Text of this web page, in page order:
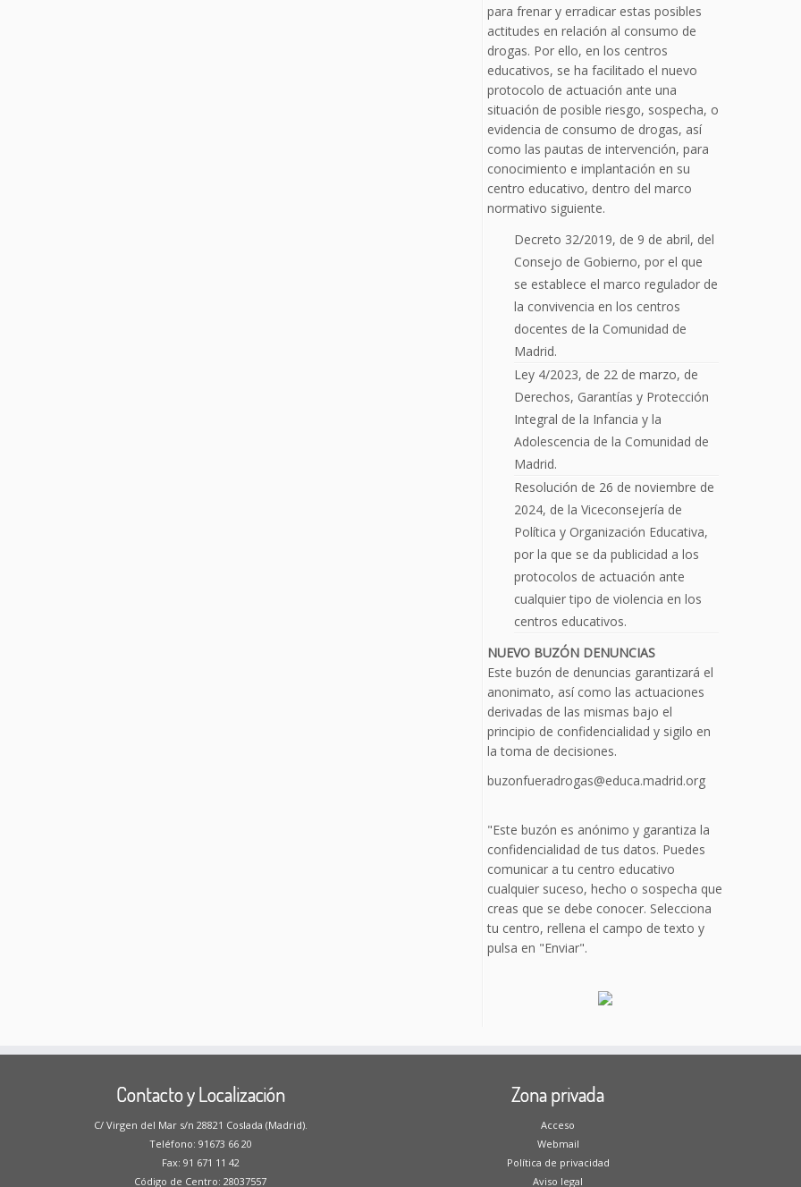
para frenar y erradicar estas posibles
actitudes en relación al consumo de
drogas. Por ello, en los centros
educativos, se ha facilitado el nuevo
protocolo de actuación ante una
situación de posible riesgo, sospecha, o
evidencia de consumo de drogas, así
como las pautas de intervención, para
conocimiento e implantación en su
centro educativo, dentro del marco
normativo siguiente.
Decreto 32/2019, de 9 de abril, del
Consejo de Gobierno, por el que
se establece el marco regulador de
la convivencia en los centros
docentes de la Comunidad de
Madrid.
Ley 4/2023, de 22 de marzo, de
Derechos, Garantías y Protección
Integral de la Infancia y la
Adolescencia de la Comunidad de
Madrid.
Resolución de 26 de noviembre de
2024, de la Viceconsejería de
Política y Organización Educativa,
por la que se da publicidad a los
protocolos de actuación ante
cualquier tipo de violencia en los
centros educativos.
NUEVO BUZÓN DENUNCIAS
Este buzón de denuncias garantizará el
anonimato, así como las actuaciones
derivadas de las mismas bajo el
principio de confidencialidad y sigilo en
la toma de decisiones.
buzonfueradrogas@educa.madrid.org
"Este buzón es anónimo y garantiza la
confidencialidad de tus datos. Puedes
comunicar a tu centro educativo
cualquier suceso, hecho o sospecha que
creas que se debe conocer. Selecciona
tu centro, rellena el campo de texto y
pulsa en "Enviar".
Contacto y Localización
C/ Virgen del Mar s/n 28821 Coslada (Madrid).
Teléfono: 91673 66 20
Fax: 91 671 11 42
Código de Centro: 28037557
Zona privada
Acceso
Webmail
Política de privacidad
Aviso legal